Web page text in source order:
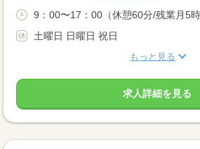
9：00〜17：00（休憩60分/残業月5時
土曜日 日曜日 祝日
もっと見る
求人詳細を見る